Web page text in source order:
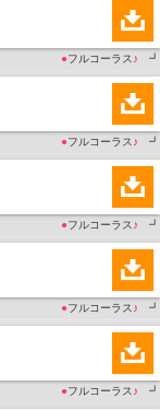
●フルコーラス ♪ ┛
●フルコーラス ♪ ┛
●フルコーラス ♪ ┛
●フルコーラス ♪ ┛
●フルコーラス ♪ ┛